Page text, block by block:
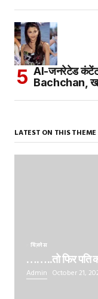
AI-जनरेटेड
Bachchan,
LATEST ON THIS THEME
बिज़नेस
……..तो फिर पति
Admin October 21,